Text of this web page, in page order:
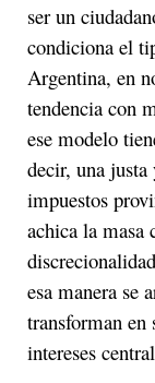
ser un
condiciona el
Argentina, en
tendencia con
ese modelo
decir, una
impuestos
achica la masa
esa manera se
transforman en
intereses